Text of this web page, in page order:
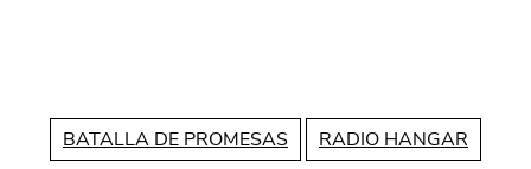
BATALLA DE PROMESAS RADIO HANGAR